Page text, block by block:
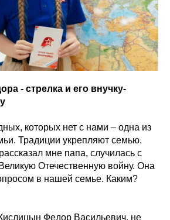
- стрелка и его внучку-
которых нет с нами – одна из
Традиции укрепляют семью.
мне папа, случилась с
Отечественную войну. Она
в нашей семье. Каким?
Федор Васильевич, не